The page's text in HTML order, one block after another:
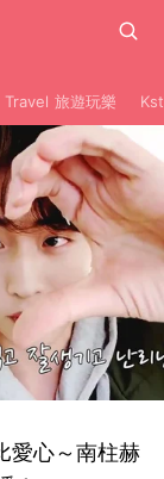
Travel 旅遊玩樂
愛心～南柱赫